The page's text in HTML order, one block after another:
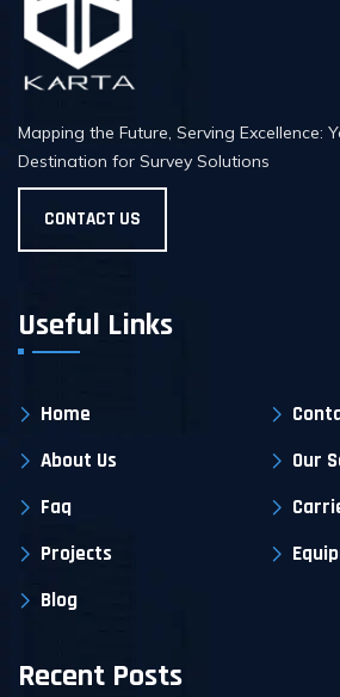
Mapping the Future, Serving Excellence:
Destination for Survey Solutions
CONTACT US
Useful Links
Home
About Us
Our
Faq
Projects
Blog
Recent Posts